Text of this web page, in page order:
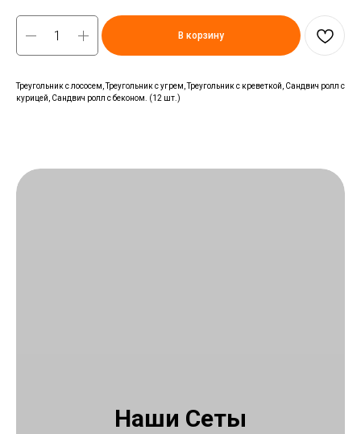
В корзину
Треугольник с лососем, Треугольник с угрем, Треугольник с креветкой, Сандвич ролл с
курицей, Сандвич ролл с беконом. (12 шт.)
Наши Сеты